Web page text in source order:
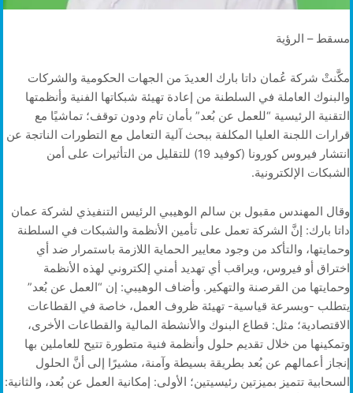
مسقط – الرؤية
مكَّنتْ شركة عُمان داتا بارك العديدَ من الجهات الحكومية والشركات
والبنوك العاملة في السلطنة من إعادة تهيئة شبكاتها الفنية وأنظمتها
التقنية الرئيسية “للعمل عن بُعد” بأمان تام ودون توقف؛ تماشيًا مع
قرارات اللجنة العليا المكلفة ببحث آلية التعامل مع التطورات الناتجة عن
انتشار فيروس كورونا (كوفيد 19) للتقليل من التأثيرات على أمن
الشبكات الإلكترونية.
وقال المهندس مقبول بن سالم الوهيبي الرئيس التنفيذي لشركة عمان
داتا بارك: إنَّ الشركة تعمل على تأمين الأنظمة والشبكات في السلطنة
وحمايتها، والتأكد من وجود معايير الحماية اللازمة باستمرار ضد أي
اختراق أو فيروس، ويراقب أي تهديد أمني إلكتروني لهذه الأنظمة
وحمايتها من القرصنة والتهكير. وأضاف الوهيبي: إن “العمل عن بُعد”
يتطلب -وبسرعة قياسية- تهيئة ظروف العمل، خاصة في القطاعات
الاقتصادية؛ مثل: قطاع البنوك والأنشطة المالية والقطاعات الأخرى،
وتمكينها من خلال تقديم حلول وأنظمة فنية متطورة تتيح للعاملين بها
إنجاز أعمالهم عن بُعد بطريقة بسيطة وآمنة، مشيرًا إلى أنَّ الحلول
السحابية تتميز بميزتين رئيسيتين؛ الأولى: إمكانية العمل عن بُعد، والثانية: